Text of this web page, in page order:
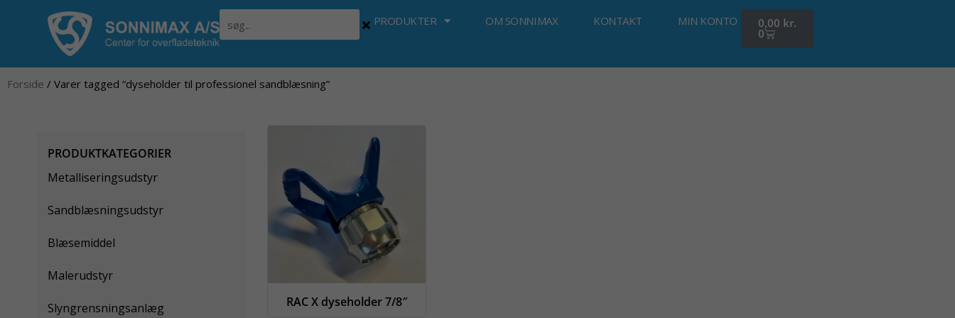
PRODUKTER OM SONNIMAX KONTAKT MIN KONTO 0,00 kr.
0
Kurv
Forside / Varer tagged “dyseholder til professionel sandblæsning”
PRODUKTKATEGORIER
Metalliseringsudstyr
Sandblæsningsudstyr
Blæsemiddel
Malerudstyr
Slyngrensningsanlæg RAC X dyseholder 7/8″